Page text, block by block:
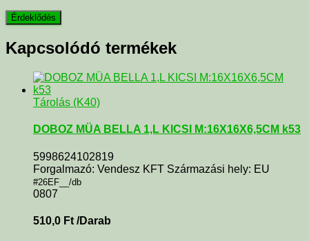
Kapcsolódó termékek
Tárolás (K40)
DOBOZ MÜA BELLA 1,L KICSI M:16X16X6,5CM k53
5998624102819
Forgalmazó: Vendesz KFT Származási hely: EU
#26EF__/db
0807
510,0 Ft /Darab